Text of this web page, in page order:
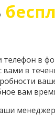
в
вами в
вам